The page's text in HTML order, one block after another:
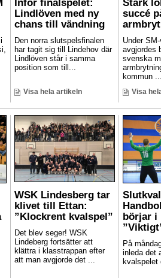
Inför finalspelet:
Lindlöven med ny
chans till vändning
Den norra slutspelsfinalen
har tagit sig till Lindehov där
Lindlöven står i samma
position som till...
Visa hela artikeln
Stark
succé
Under
avgjordes
svenska
kommun
Visa
WSK Lindesberg tar
klivet till Ettan:
”Klockrent kvalspel”
Det blev seger! WSK
Lindeberg fortsätter att
klättra i klasstrappan efter
att man avgjorde det ...
börjar i
På
inleda det
kvalspelet